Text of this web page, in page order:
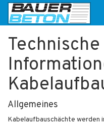
Technische
Allgemeines
Kabelaufbauschächte werden